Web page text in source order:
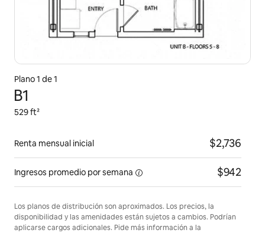
Plano 1 de 1
B1
529 ft²
Renta mensual inicial $2,736
Ingresos promedio porsemana $942
Los planos de distribución son aproximados. Los precios, la
disponibilidad y las amenidades están sujetos a cambios. Podrían
aplicarse cargos adicionales. Pide más información a la